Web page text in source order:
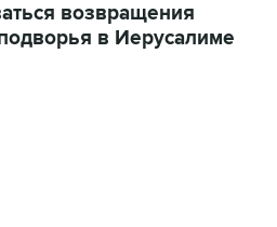
возвращения
в Иерусалиме